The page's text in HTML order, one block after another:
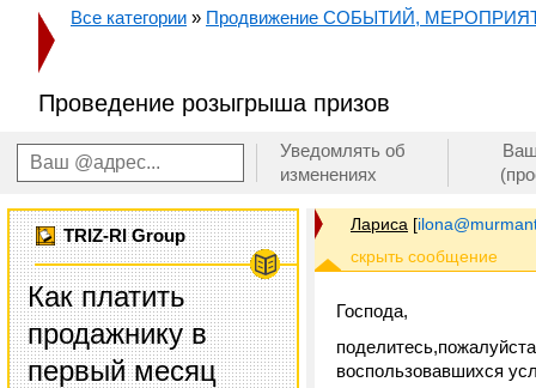
Все категории » Продвижение СОБЫТИЙ,
Проведение розыгрыша призов
Уведомлять об
изменениях
TRIZ-RI Group
Как платить
продажнику в
первый месяц
Лариса [
Господа,
воспользовавшихся